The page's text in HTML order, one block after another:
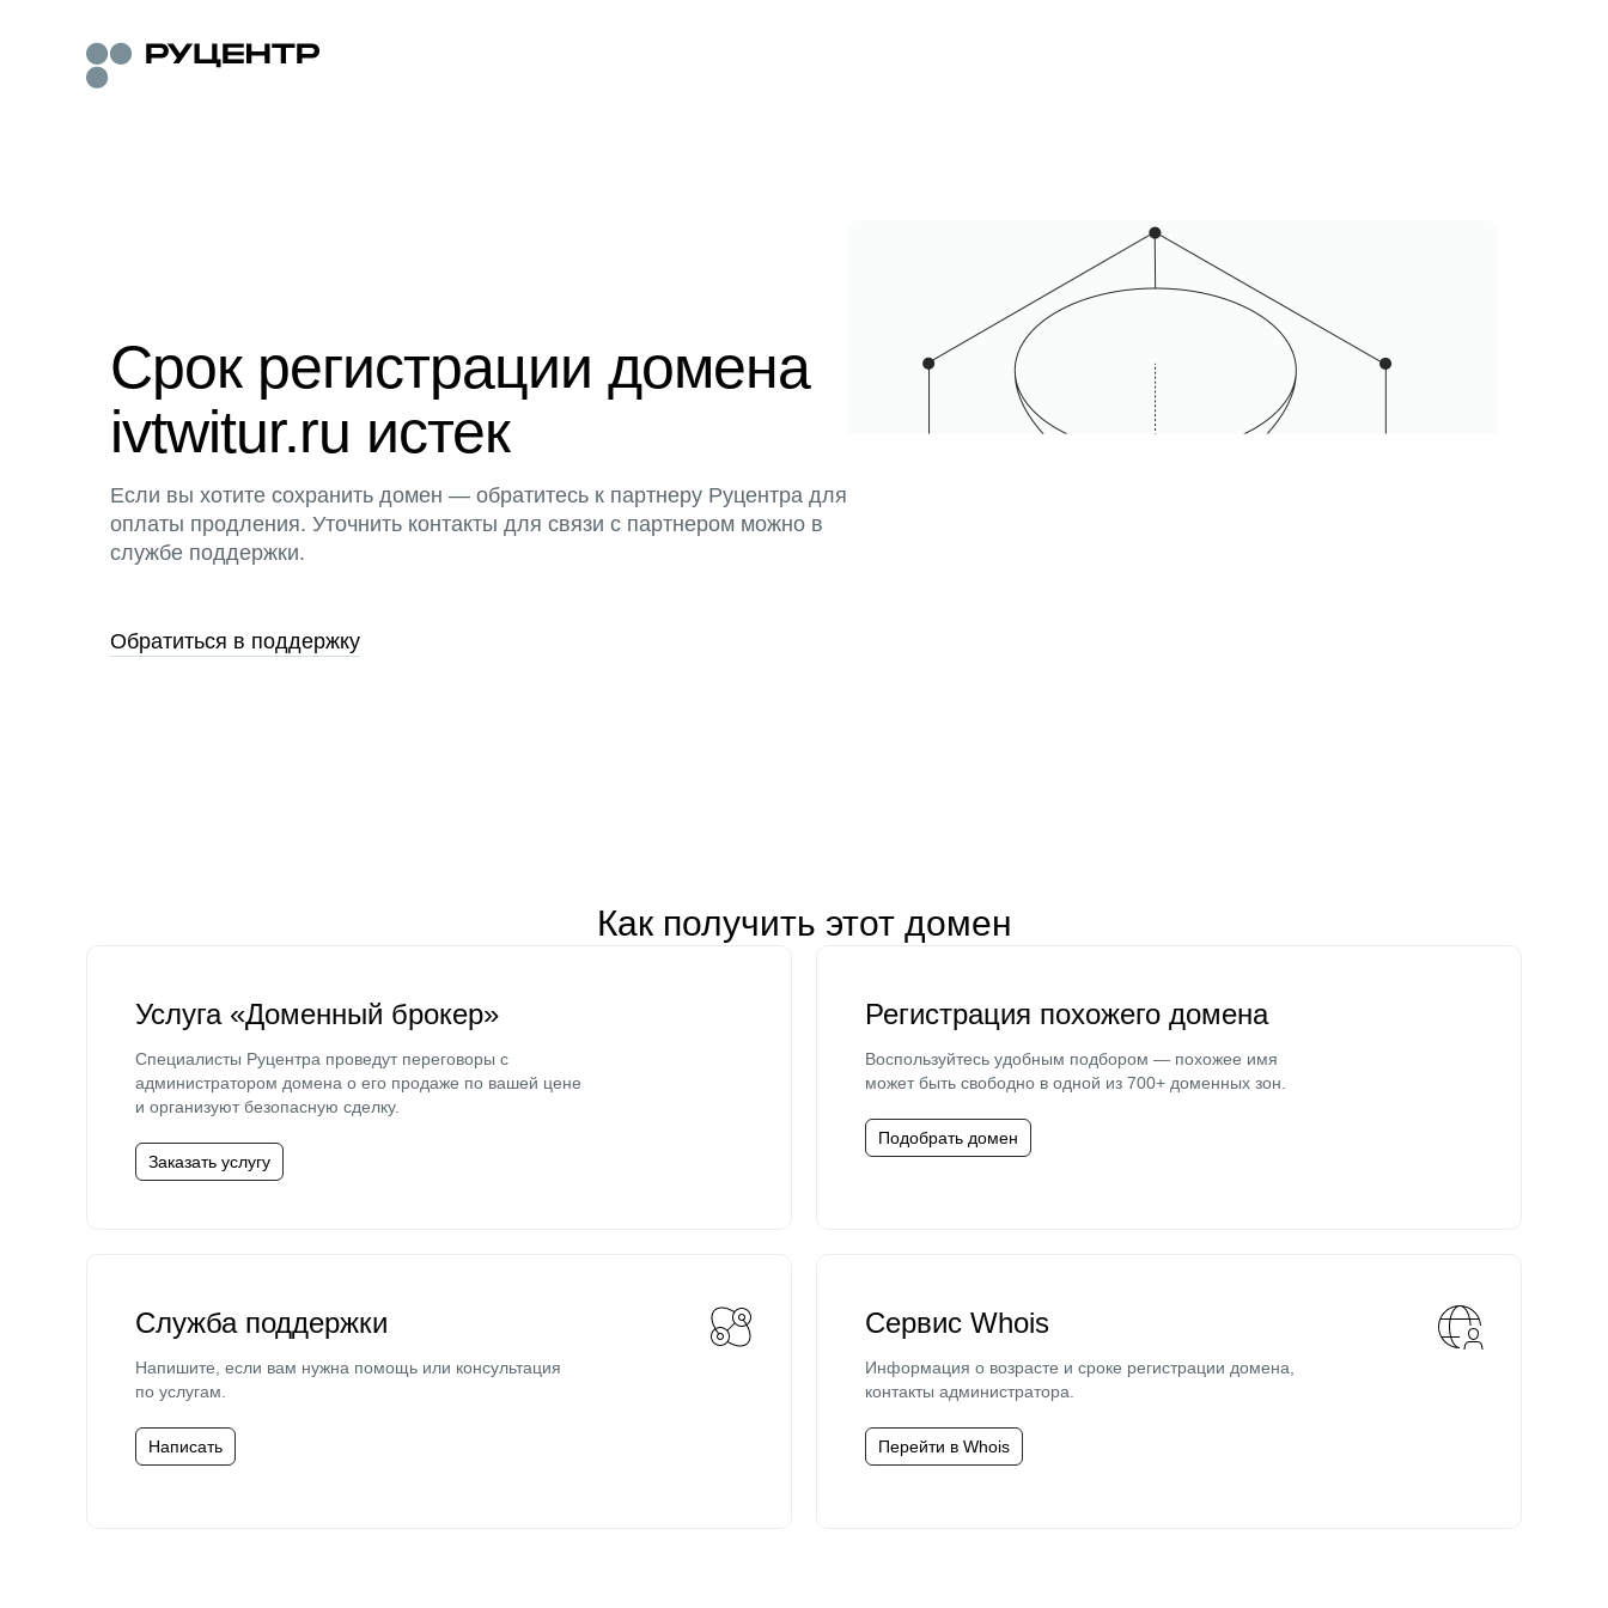
Срок регистрации домена
ivtwitur.ru истек
Если вы хотите сохранить домен — обратитесь к партнеру Руцентра для
оплаты продления. Уточнить контакты для связи с партнером можно в
службе поддержки.
Обратиться в поддержку
Как получить этот домен
Услуга «Доменный брокер»
Специалисты Руцентра проведут переговоры с
администратором домена о его продаже по вашей цене
и организуют безопасную сделку.
Заказать услугу
Регистрация похожего домена
Воспользуйтесь удобным подбором — похожее имя
может быть свободно в одной из 700+ доменных зон.
Подобрать домен
Служба поддержки
Напишите, если вам нужна помощь или консультация
по услугам.
Написать
Сервис Whois
Информация о возрасте и сроке регистрации домена,
контакты администратора.
Перейти в Whois